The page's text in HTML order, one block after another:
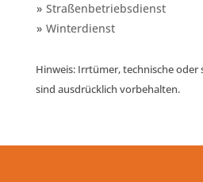
Straßenbetriebsdienst
Winterdienst
Hinweis: Irrtümer, technische oder
sind ausdrücklich vorbehalten.